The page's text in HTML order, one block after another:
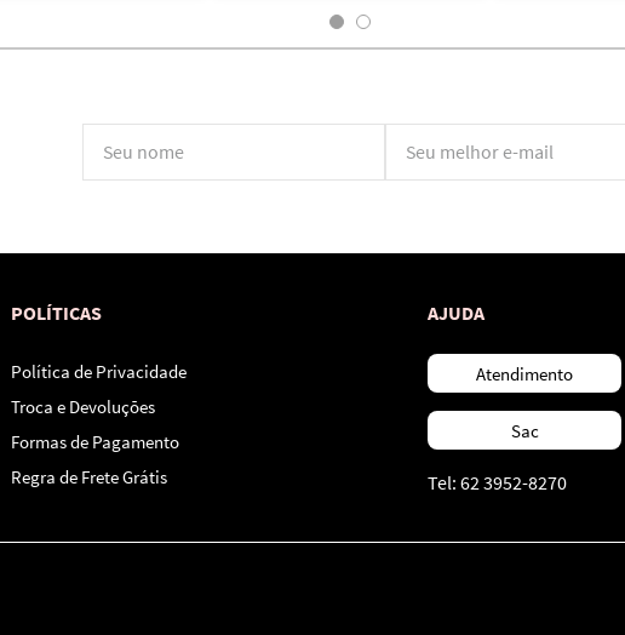
POLÍTICAS
Política de Privacidade
Troca e Devoluções
Formas de Pagamento
Regra de Frete Grátis
AJUDA
Atendimento
Sac
Tel: 62 3952-8270